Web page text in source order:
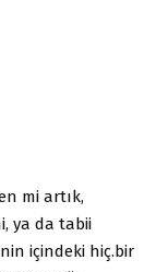
mi artık,
ya da tabii
içindeki hiç.bir